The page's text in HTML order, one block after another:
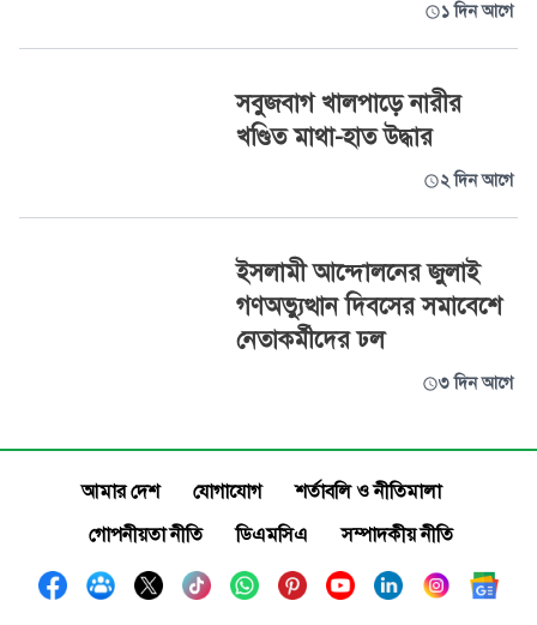
১ দিন আগে
সবুজবাগ খালপাড়ে নারীর
খণ্ডিত মাথা-হাত উদ্ধার
২ দিন আগে
ইসলামী আন্দোলনের জুলাই
গণঅভ্যুত্থান দিবসের সমাবেশে
নেতাকর্মীদের ঢল
৩ দিন আগে
আমার দেশ যোগাযোগ
শর্তাবলি ও নীতিমালা
গোপনীয়তা নীতি
ডিএমসিএ সম্পাদকীয় নীতি